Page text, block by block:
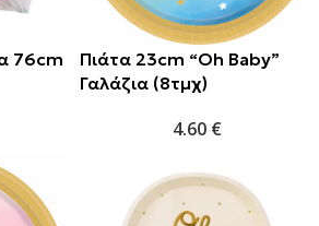
76cm
Πιάτα 23cm “Oh Baby”
Γαλάζια (8τμχ)
4.60 €